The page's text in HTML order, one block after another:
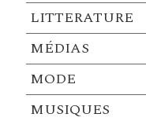
LITTERATURE
MÉDIAS
MODE
MUSIQUES